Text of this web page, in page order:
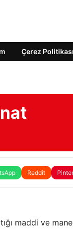
Çerez Politikası
Reddit
maddi ve